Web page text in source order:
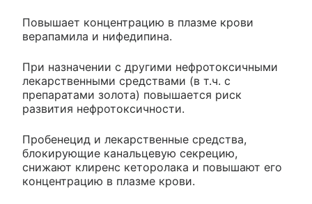
Повышает концентрацию в плазме крови
верапамила и нифедипина.
При назначении с другими нефротоксичными
лекарственными средствами (в т.ч. с
препаратами золота) повышается риск
развития нефротоксичности.
Пробенецид и лекарственные средства,
блокирующие канальцевую секрецию,
снижают клиренс кеторолака и повышают его
концентрацию в плазме крови.